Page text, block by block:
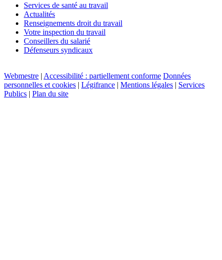
Services de santé au travail
Actualités
Renseignements droit du travail
Votre inspection du travail
Conseillers du salarié
Défenseurs syndicaux
Webmestre | Accessibilité : partiellement conforme Données
personnelles et cookies | Légifrance | Mentions légales | Services
Publics | Plan du site